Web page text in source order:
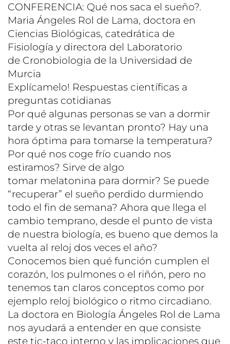
CONFERENCIA: Qué nos saca el sueño?.
Maria Ángeles Rol de Lama, doctora en
Ciencias Biológicas, catedrática de
Fisiología y directora del Laboratorio
de Cronobiologia de la Universidad de
Murcia
Explícamelo! Respuestas científicas a
preguntas cotidianas
Por qué algunas personas se van a dormir
tarde y otras se levantan pronto? Hay una
hora óptima para tomarse la temperatura?
Por qué nos coge frío cuando nos
estiramos? Sirve de algo
tomar melatonina para dormir? Se puede
“recuperar” el sueño perdido durmiendo
todo el fin de semana? Ahora que llega el
cambio temprano, desde el punto de vista
de nuestra biología, es bueno que demos la
vuelta al reloj dos veces el año?
Conocemos bien qué función cumplen el
corazón, los pulmones o el riñón, pero no
tenemos tan claros conceptos como por
ejemplo reloj biológico o ritmo circadiano.
La doctora en Biología Ángeles Rol de Lama
nos ayudará a entender en que consiste
este tic-taco interno y las implicaciones que